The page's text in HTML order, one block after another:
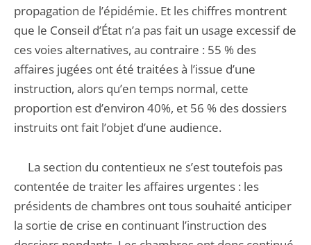
propagation de l’épidémie. Et les chiffres montrent
que le Conseil d’État n’a pas fait un usage excessif de
ces voies alternatives, au contraire : 55 % des
affaires jugées ont été traitées à l’issue d’une
instruction, alors qu’en temps normal, cette
proportion est d’environ 40%, et 56 % des dossiers
instruits ont fait l’objet d’une audience.
La section du contentieux ne s’est toutefois pas
contentée de traiter les affaires urgentes : les
présidents de chambres ont tous souhaité anticiper
la sortie de crise en continuant l’instruction des